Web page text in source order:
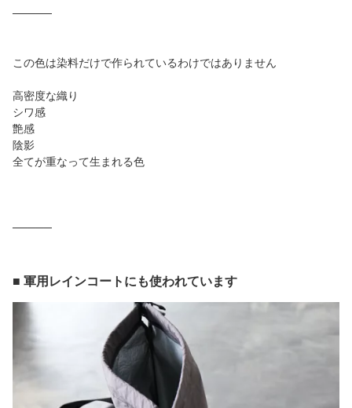
─────
この色は染料だけで作られているわけではありません
高密度な織り
シワ感
艶感
陰影
全てが重なって生まれる色
─────
■ 軍用レインコートにも使われています